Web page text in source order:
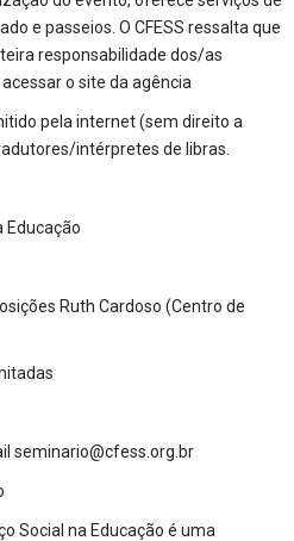
e passeios. O CFESS ressalta que
responsabilidade dos/as
o site da agência
pela internet (sem direito a
intérpretes de libras.
Educação
Ruth Cardoso (Centro de
seminario@cfess.org.br
Social na Educação é uma